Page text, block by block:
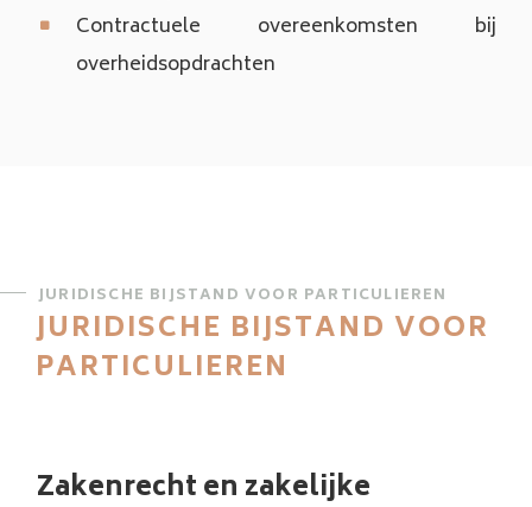
Contractuele overeenkomsten bij
overheidsopdrachten
JURIDISCHE BIJSTAND VOOR PARTICULIEREN
JURIDISCHE BIJSTAND VOOR
PARTICULIEREN
Zakenrecht en zakelijke